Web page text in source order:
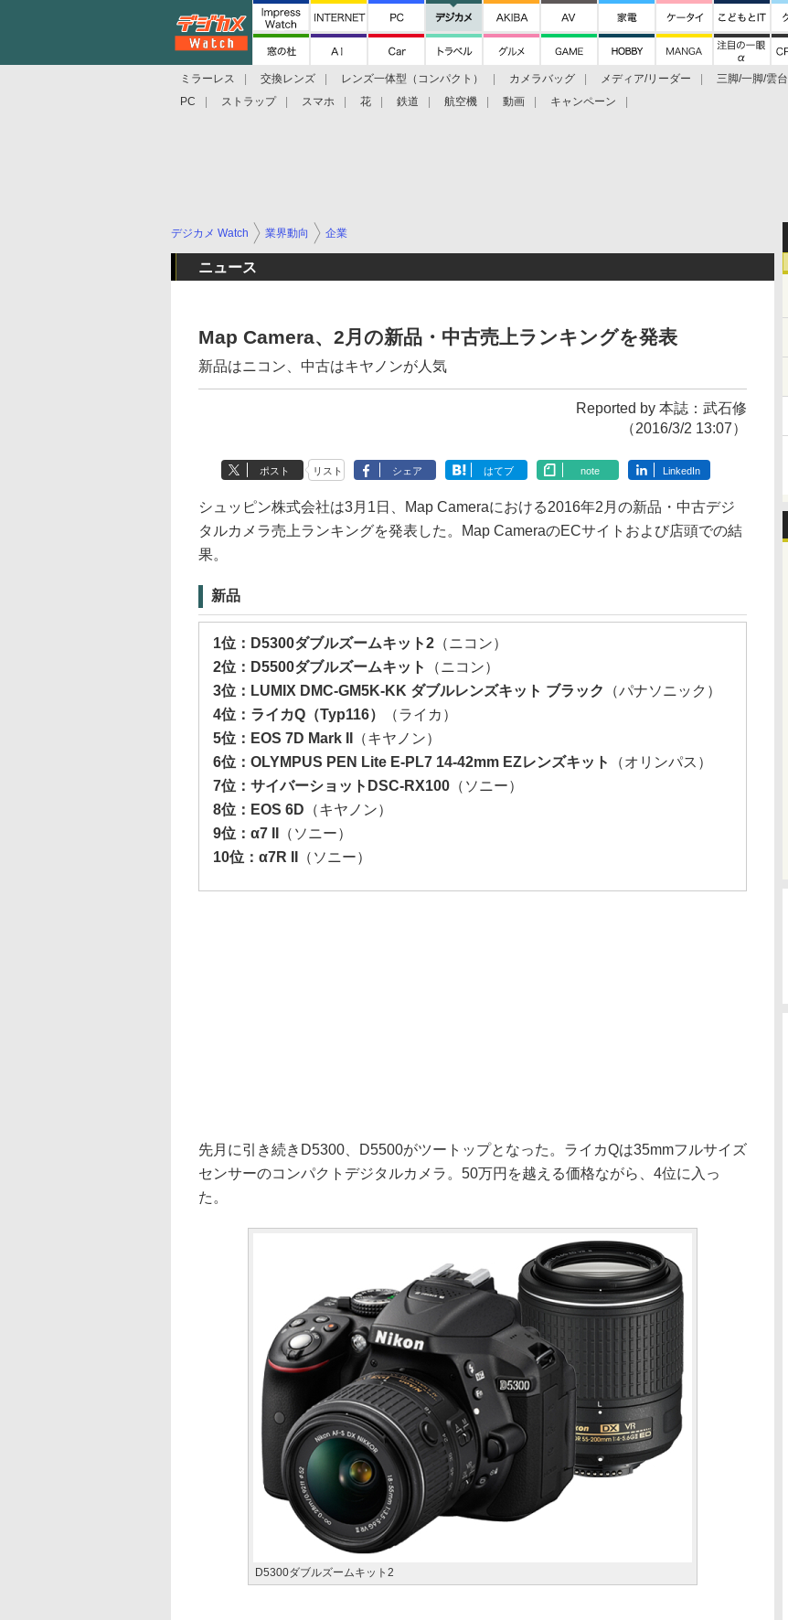
ミラーレス 交換レンズ レンズ一体型（コンパクト） カメラバッグ メディア/リーダー 三脚/一脚/雲台
PC
ストラップ スマホ 花 鉄道 航空機 動画 キャンペーン
デジカメ Watch 業界動向 企業
ニュース
Map Camera、2月の新品・中古売上ランキングを発表
新品はニコン、中古はキヤノンが人気
Reported by 本誌：武石修
（2016/3/2 13:07）
ポスト リスト シェア はてブ note LinkedIn
シュッピン株式会社は3月1日、Map Cameraにおける2016年2月の新品・中古デジ
タルカメラ売上ランキングを発表した。Map CameraのECサイトおよび店頭での結
果。
新品
1位：D5300ダブルズームキット2 （ニコン）
2位：D5500ダブルズームキット
（ニコン）
3位：LUMIX DMC-GM5K-KK ダブルレンズキット ブラック
（パナソニック）
4位：ライカQ（Typ116）
（ライカ）
5位：EOS 7D Mark II
（キヤノン）
6位：OLYMPUS PEN Lite E-PL7 14-42mm EZレンズキット
（オリンパス）
7位：サイバーショットDSC-RX100 （ソニー）
8位：EOS 6D （キヤノン）
9位：α7 II
（ソニー）
10位：α7R II
（ソニー）
先月に引き続きD5300、D5500がツートップとなった。ライカQは35mmフルサイズ
センサーのコンパクトデジタルカメラ。50万円を越える価格ながら、4位に入っ
た。
D5300ダブルズームキット2